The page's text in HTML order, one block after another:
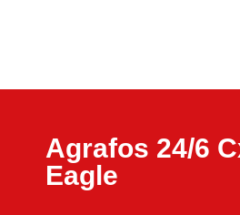
Agrafos 24/6
Eagle